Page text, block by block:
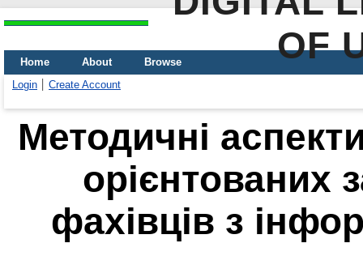
OF
Home About
Browse
Login
Create Account
Методичні
орієнтованих
фахівців з